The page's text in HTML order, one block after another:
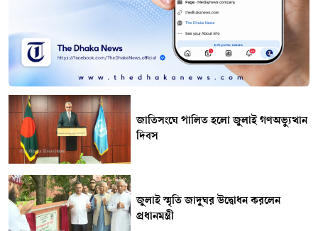
জাতিসংঘে পালিত হলো জুলাই গণঅভ্যুত্থান
দিবস
জুলাই স্মৃতি জাদুঘর উদ্বোধন করলেন
প্রধানমন্ত্রী